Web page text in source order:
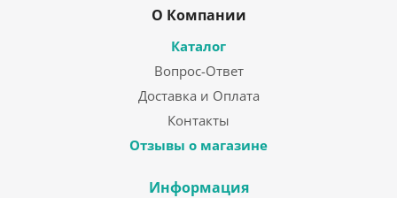
О Компании
Каталог
Вопрос-Ответ
Доставка и Оплата
Контакты
Отзывы о магазине
Информация